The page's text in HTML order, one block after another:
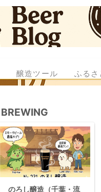
醸造ツール ふるさ
のろし醸造（千葉・流